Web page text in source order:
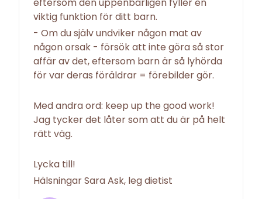
viktig funktion för ditt barn.
- Om du själv undviker någon mat av
någon orsak - försök att inte göra så stor
affär av det, eftersom barn är så lyhörda
för var deras föräldrar = förebilder gör.
Med andra ord: keep up the good work!
Jag tycker det låter som att du är på helt
rätt väg.
Lycka till!
Hälsningar Sara Ask, leg dietist